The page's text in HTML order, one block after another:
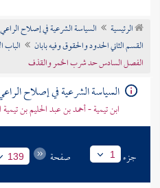
تراجم الأعلام
الرئيسية
السياسة الشرعية في إصلاح
القسم الثاني الحدود والحقوق وفيه بابان
الباب
الفصل السادس حد شرب الخمر والقذف
السياسة الشرعية في إصلاح
ابن تيمية - أحمد بن عبد الحليم بن تيمية
جزء 1 صفحة 139